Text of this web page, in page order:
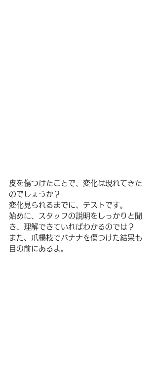
皮を傷つけたことで、変化は現れてきた
のでしょうか？
変化見られるまでに、テストです。
始めに、スタッフの説明をしっかりと聞
き、理解できていればわかるのでは？
また、爪楊枝でバナナを傷つけた結果も
目の前にあるよ。